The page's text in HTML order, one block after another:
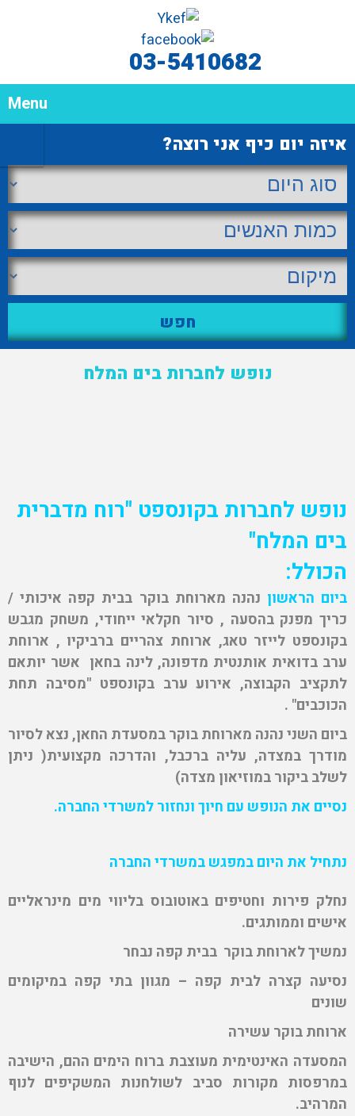
03-5410682
Menu
איזה יום כיף אני רוצה?
נופש לחברות בים המלח
נופש לחברות בקונספט "רוח מדברית
בים המלח"
הכולל:
ביום הראשון נהנה מארוחת בוקר בבית קפה איכותי /
כריך מפנק בהסעה , סיור חקלאי ייחודי, משחק מגבש
בקונספט לייזר טאג, ארוחת צהריים ברביקיו , ארוחת
ערב בדואית אותנטית מדפונה, לינה בחאן אשר יותאם
לתקציב הקבוצה, אירוע ערב בקונספט "מסיבה תחת
הכוכבים" .
ביום השנינהנה מארוחת בוקר במסעדת החאן, נצא לסיור
מודרך במצדה, עליה ברכבל, והדרכה מקצועית( ניתן
לשלב ביקור במוזיאון מצדה)
נסיים את הנופש עם חיוך ונחזור למשרדי החברה.
נתחיל את היום במפגש במשרדי החברה
נחלק פירות וחטיפים באוטובוס בליווי מים מינראליים
אישים וממותגים.
נמשיך לארוחת בוקר בבית קפה נבחר
נסיעה קצרה לבית קפה – מגוון בתי קפה במיקומים
שונים
ארוחת בוקר עשירה
המסעדה האינטימית מעוצבת ברוח הימים ההם, הישיבה
במרפסות מקורות סביב לשולחנות המשקיפים לנוף
המרהיב.